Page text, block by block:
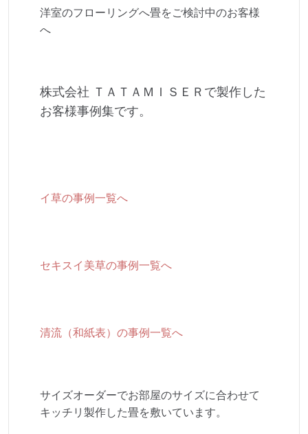
洋室のフローリングへ畳をご検討中のお客様
へ
株式会社 ＴＡＴＡＭＩＳＥＲで製作した
お客様事例集です。
イ草の事例一覧へ
セキスイ美草の事例一覧へ
清流（和紙表）の事例一覧へ
サイズオーダーでお部屋のサイズに合わせて
キッチリ製作した畳を敷いています。